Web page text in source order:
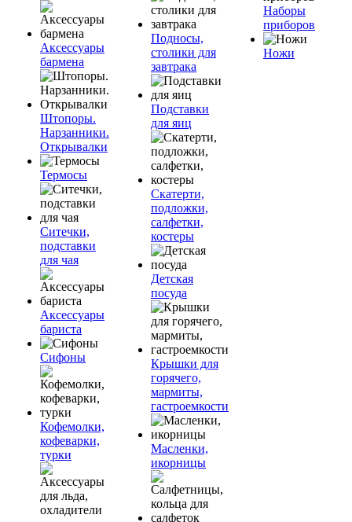
Аксессуары
бармена
Штопоры.
Нарзанники.
Открывалки
Термосы
Ситечки,
подставки
для чая
Аксессуары
бариста
Сифоны
Кофемолки,
кофеварки,
турки
Подносы,
столики для
завтрака
Подставки
для яиц
Скатерти,
подложки,
салфетки,
костеры
Детская
посуда
Крышки для
горячего,
мармиты,
гастроемкости
Масленки,
икорницы
Наборы
приборов
Ножи